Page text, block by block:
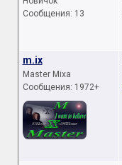
Сообщения: 13
m.ix
Master Mixa
Сообщения: 1972+